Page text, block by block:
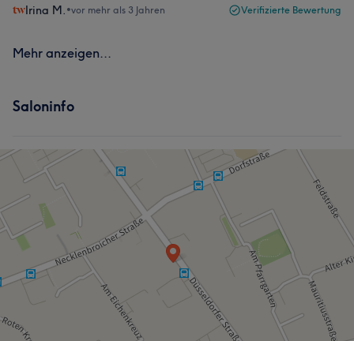
Irina M. •vor mehr als 3 Jahren Verifizierte Bewertung
Mehr anzeigen...
Saloninfo